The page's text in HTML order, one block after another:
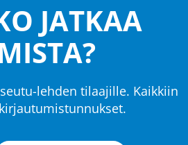
JATKAA
lehden tilaajille. Kaikkiin